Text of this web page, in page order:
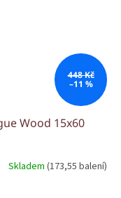
448 Kč
–11 %
Wood 15x60
Skladem (173,55 balení)